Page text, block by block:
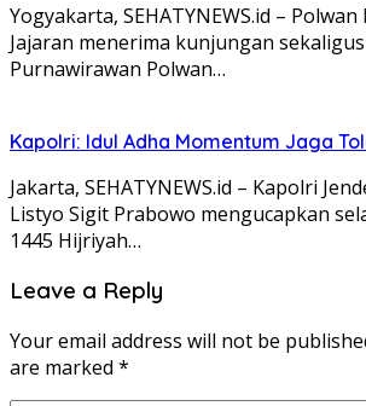
Yogyakarta, SEHATYNEWS.id – Polwan
Jajaran menerima kunjungan sekaligus
Purnawirawan Polwan…
Kapolri: Idul Adha Momentum Jaga
Jakarta, SEHATYNEWS.id – Kapolri
Listyo Sigit Prabowo mengucapkan
1445 Hijriyah…
Leave a Reply
Your email address will not be
are marked *